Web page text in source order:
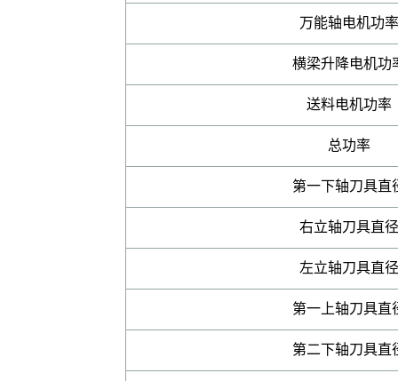
万能轴电机功率
横梁升降电机功
送料电机功率
总功率
第一下轴刀具直
右立轴刀具直径
左立轴刀具直径
第一上轴刀具直
第二下轴刀具直